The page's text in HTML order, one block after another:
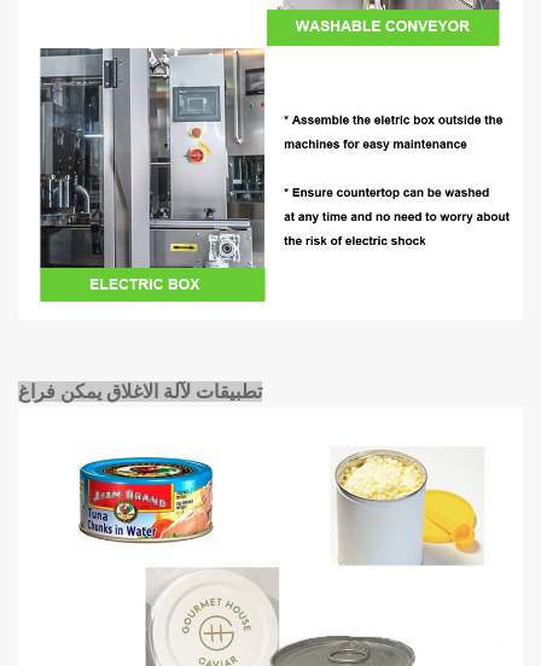
تطبيقات لآلة الاغلاق يمكن فراغ